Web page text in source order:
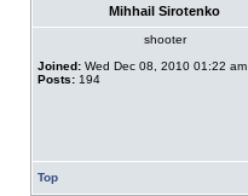
Mihhail Sirotenko
shooter
Joined: Wed Dec 08, 2010 01:22 am
Posts: 194
Top